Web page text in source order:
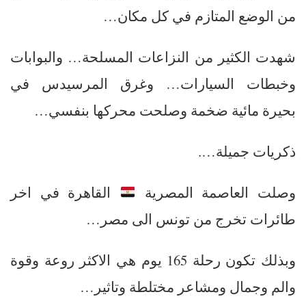
من الوضع المتازم في كل مكان…
شهدت الكثير من النزاعات المسلحة… والبوابات
وخبطات السيارات… وغرق المرسيدس في
بحيرة مائية ضخمة وصلحت محركها بنفسي…
ذكريات جميلة….
وصلت العاصمة المصرية
القاهرة في اخر
طائرات تخرج من تونس الى مصر…
وبذلك تكون رحلة 165 يوم هي الاكثر روعة وقوة
والم وجمال ومشاعر مختلطة وتاثير…